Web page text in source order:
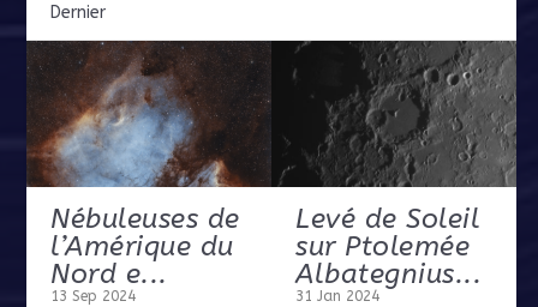
Dernier
Levé de Soleil
sur Ptolemée
Albategnius...
31 Jan 2024
Vallée des
alpes Cassini
25 Jan 2024